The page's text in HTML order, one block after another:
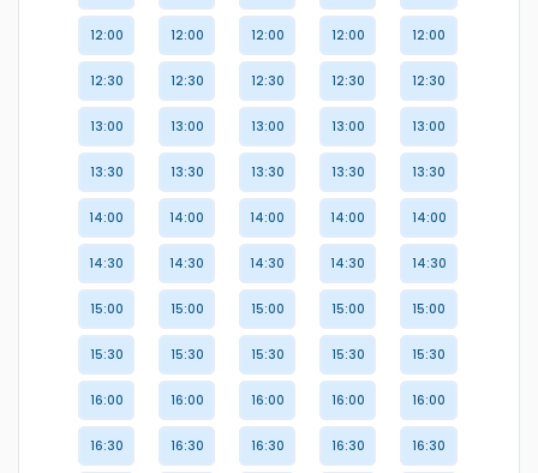
12:00
12:30
13:00
13:30
14:00
14:30
15:00
15:30
16:00
16:30
12:00
12:30
13:00
13:30
14:00
14:30
15:00
15:30
16:00
16:30
12:00
12:30
13:00
13:30
14:00
14:30
15:00
15:30
16:00
16:30
12:00
12:30
13:00
13:30
14:00
14:30
15:00
15:30
16:00
16:30
12:00
12:30
13:00
13:30
14:00
14:30
15:00
15:30
16:00
16:30